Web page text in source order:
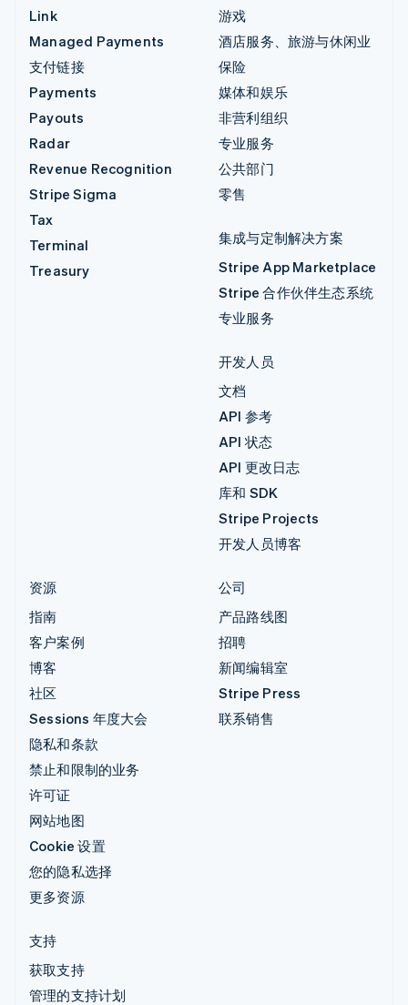
Link
Managed Payments
支付链接
Payments
Payouts
Radar
Revenue Recognition
Stripe Sigma
Tax
Terminal
Treasury
游戏
酒店服务、旅游与休闲业
保险
媒体和娱乐
非营利组织
专业服务
公共部门
零售
集成与定制解决方案
Stripe App Marketplace
Stripe 合作伙伴生态系统
专业服务
开发人员
文档
API 参考
API 状态
API 更改日志
库和 SDK
Stripe Projects
开发人员博客
资源
指南
客户案例
博客
社区
Sessions 年度大会
隐私和条款
禁止和限制的业务
许可证
网站地图
Cookie 设置
您的隐私选择
更多资源
公司
产品路线图
招聘
新闻编辑室
Stripe Press
联系销售
支持
获取支持
管理的支持计划